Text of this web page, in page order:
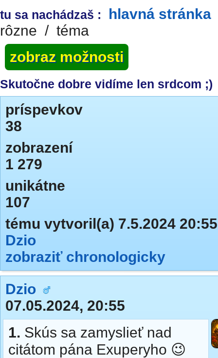
tu sa nachádzaš : hlavná stránka
rôzne / téma
zobraz možnosti
Skutočne dobre vidíme len srdcom ;)
príspevkov
38
zobrazení
1 279
unikátne
107
tému vytvoril(a) 7.5.2024 20:55
Dzio
zobraziť chronologicky
Dzio
07.05.2024, 20:55
1. Skús sa zamyslieť nad
citátom pána Exuperyho 😉